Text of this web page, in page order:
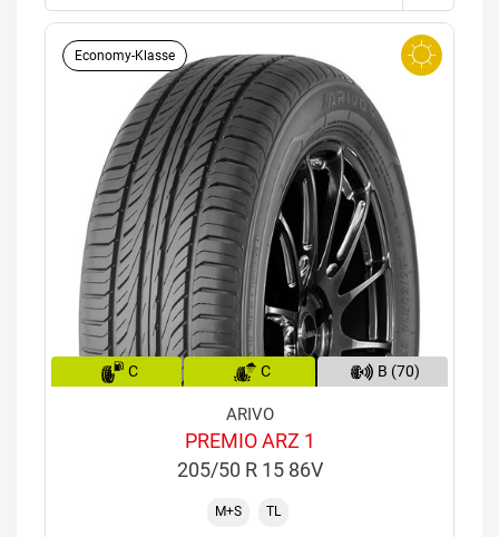
Economy-Klasse
C C B (70)
ARIVO
PREMIO ARZ 1
205/50 R 15 86V
M+S TL